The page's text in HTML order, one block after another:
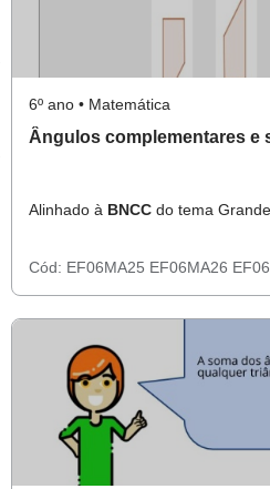
6º ano • Matemática
Ângulos complementares e
Alinhado à BNCC do tema
Cód: EF06MA25 EF06MA26